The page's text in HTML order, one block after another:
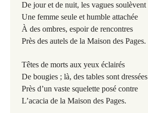
De jour et de nuit, les vagues soulèvent
Une femme seule et humble attachée
À des ombres, espoir de rencontres
Près des autels de la Maison des Pages.
Têtes de morts aux yeux éclairés
De bougies ; là, des tables sont dressées
Près d’un vaste squelette posé contre
L’acacia de la Maison des Pages.